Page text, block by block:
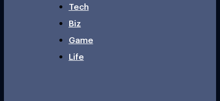
Tech
Biz
Game
Life